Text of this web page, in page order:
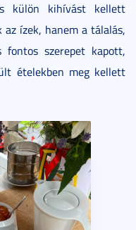
külön kihívást kellett
ízek, hanem a tálalás,
szerepet kapott,
ételekben meg kellett